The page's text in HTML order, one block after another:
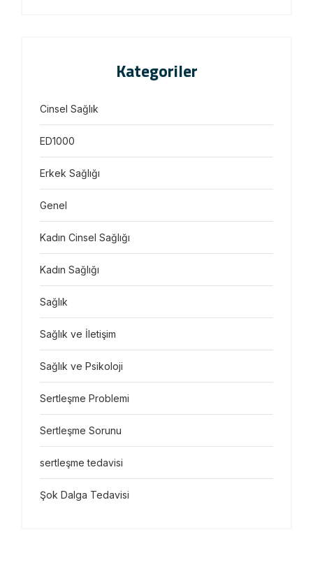
Kategoriler
Cinsel Sağlık
ED1000
Erkek Sağlığı
Genel
Kadın Cinsel Sağlığı
Kadın Sağlığı
Sağlık
Sağlık ve İletişim
Sağlık ve Psikoloji
Sertleşme Problemi
Sertleşme Sorunu
sertleşme tedavisi
Şok Dalga Tedavisi